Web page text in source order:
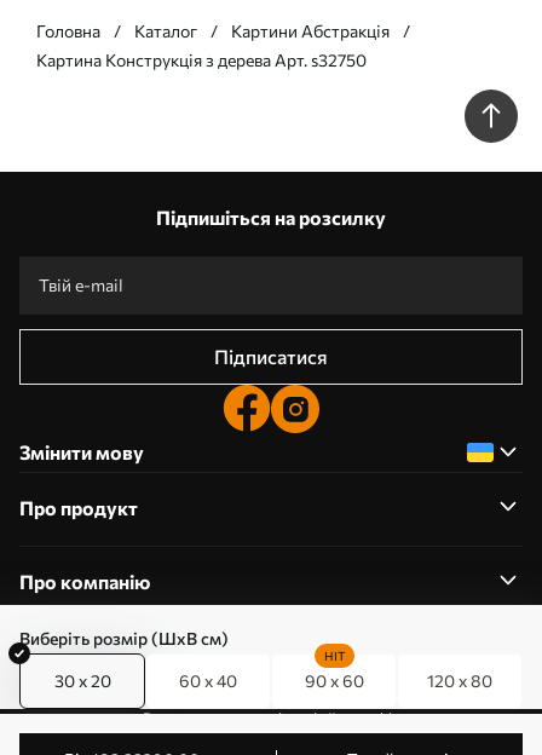
Виберіть розмір (ШхВ см)
30 x 20 60 x 40 90 x 60
HIT
120 x 80
Головна Каталог
Картини Абстракція
Картина Конструкція з дерева Арт. s32750
Підпишіться на розсилку
Підписатися
Змінити мову
Про продукт
Про компанію
0800357223
Редагування дозволів на файли cookie
© 2011-2026 Art-holst. Усі права захищені. Власник: